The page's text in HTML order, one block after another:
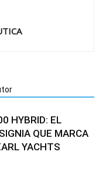
HYBRID: EL
QUE MARCA
YACHTS